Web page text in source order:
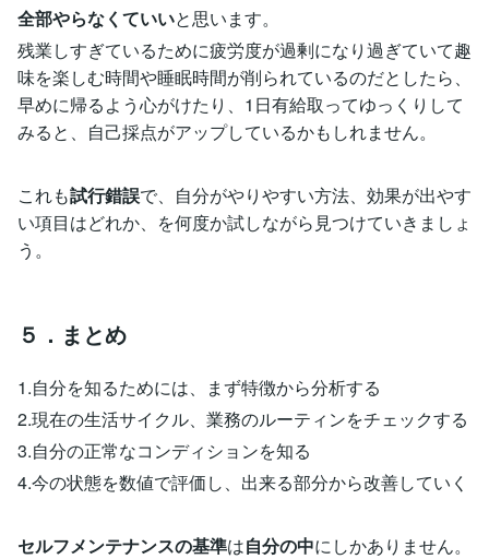
全部やらなくていいと思います。
残業しすぎているために疲労度が過剰になり過ぎていて趣
味を楽しむ時間や睡眠時間が削られているのだとしたら、
早めに帰るよう心がけたり、1日有給取ってゆっくりして
みると、自己採点がアップしているかもしれません。
これも試行錯誤で、自分がやりやすい方法、効果が出やす
い項目はどれか、を何度か試しながら見つけていきましょ
う。
５．まとめ
1.自分を知るためには、まず特徴から分析する
2.現在の生活サイクル、業務のルーティンをチェックする
3.自分の正常なコンディションを知る
4.今の状態を数値で評価し、出来る部分から改善していく
セルフメンテナンスの基準は自分の中にしかありません。